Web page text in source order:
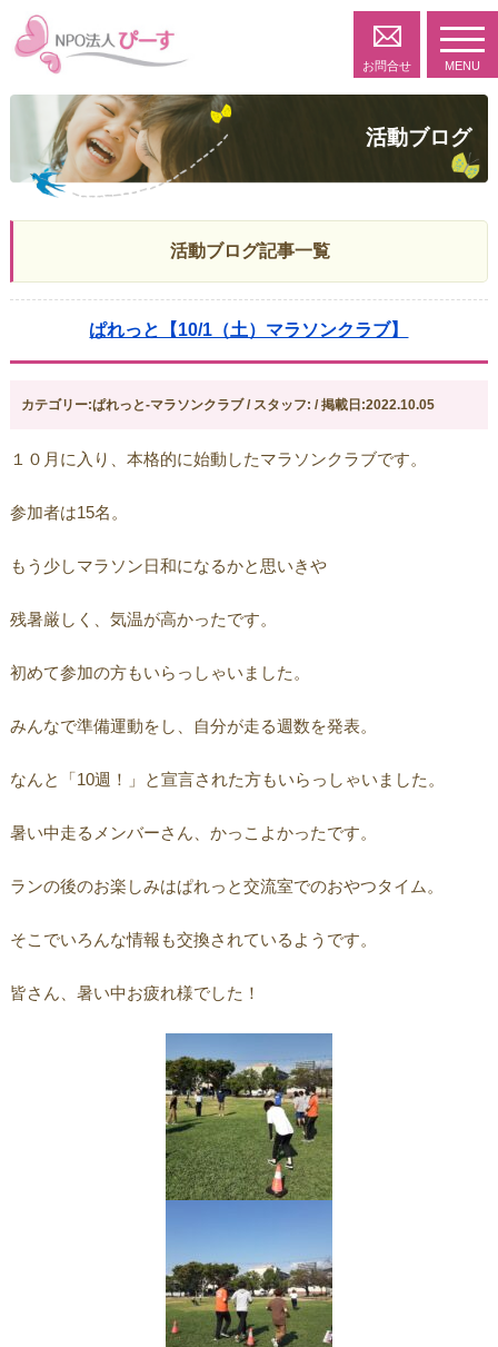
お問合せ MENU
活動ブログ
活動ブログ記事一覧
ぱれっと【10/1（土）マラソンクラブ】
カテゴリー:ぱれっと-マラソンクラブ / スタッフ: / 掲載日:2022.10.05
１０月に入り、本格的に始動したマラソンクラブです。
参加者は15名。
もう少しマラソン日和になるかと思いきや
残暑厳しく、気温が高かったです。
初めて参加の方もいらっしゃいました。
みんなで準備運動をし、自分が走る週数を発表。
なんと「10週！」と宣言された方もいらっしゃいました。
暑い中走るメンバーさん、かっこよかったです。
ランの後のお楽しみはぱれっと交流室でのおやつタイム。
そこでいろんな情報も交換されているようです。
皆さん、暑い中お疲れ様でした！